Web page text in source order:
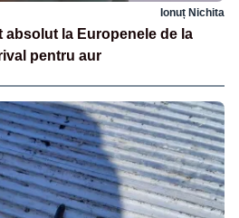
Ionuț Nichita
absolut la Europenele de la
pentru aur